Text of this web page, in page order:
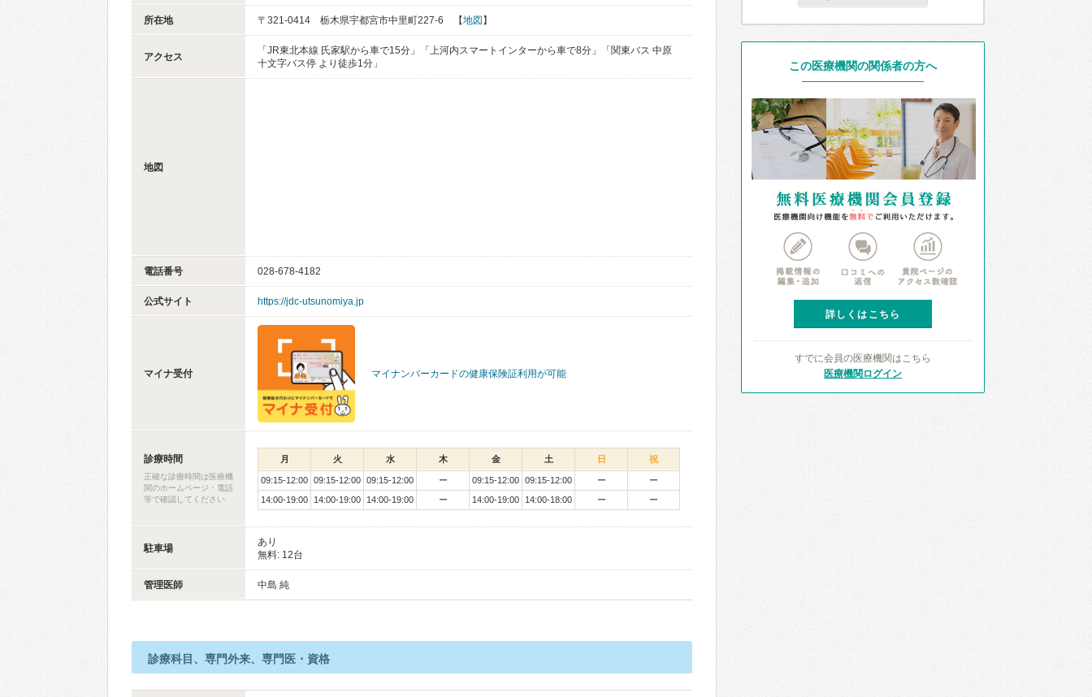
所在地 〒321-0414 栃木県宇都宮市中里町227-6 【地図 】
アクセス
「JR東北本線 氏家駅から車で15分」「上河内スマートインターから車で8分」「関東バス 中原
十文字バス停 より徒歩1分」
地図
電話番号 028-678-4182
公式サイト https://jdc-utsunomiya.jp
マイナ受付 マイナンバーカードの健康保険証利用が可能
診療時間
正確な診療時間は医療機
関のホームページ・電話
等で確認してください
月 火 水 木 金 土 日 祝
09:15-12:00 09:15-12:00 09:15-12:00 ー 09:15-12:00 09:15-12:00 ー
ー
14:00-19:00
14:00-19:00 14:00-19:00 ー 14:00-19:00 14:00-18:00 ー ー
駐車場
あり
無料: 12台
管理医師 中島 純
診療科目、専門外来、専門医・資格
この医療機関の関係者の方へ
詳しくはこちら
すでに会員の医療機関はこちら
医療機関ログイン